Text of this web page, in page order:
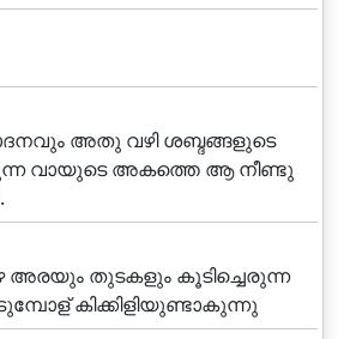
അതു വഴി ശബ്ദങ്ങളുടെ
വായുടെ അകത്തെ ആ നീണ്ടു
അരയും തുടകളും കൂടിച്ചെരുന്ന
കിക്കിളിയുണ്ടാകുന്നു